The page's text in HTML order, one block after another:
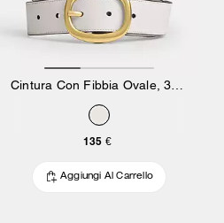
135 €
Aggiungi Al Carrello